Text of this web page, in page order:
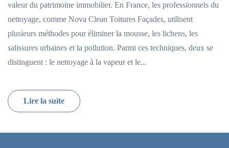
valeur du patrimoine immobilier. En France, les professionnels du
nettoyage, comme Nova Clean Toitures Façades, utilisent
plusieurs méthodes pour éliminer la mousse, les lichens, les
salissures urbaines et la pollution. Parmi ces techniques, deux se
distinguent : le nettoyage à la vapeur et le...
Lire la suite